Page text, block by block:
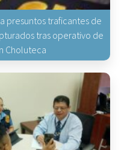
presuntos traficantes de
tras operativo de
Choluteca